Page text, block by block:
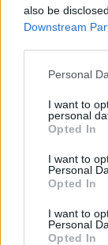
also be
Downstream
Please note
not limited to
grant or deny
use your data
consent section.
Personal
I want to
personal
Opted In
I want to
Personal
Opted In
I want to
Personal
Opted In
Utalvány
az
HÍREK 4 órája
Orosz
ukránok,
HÍREK 4 órája